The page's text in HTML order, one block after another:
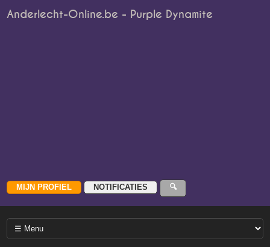
Anderlecht-Online.be - Purple Dynamite